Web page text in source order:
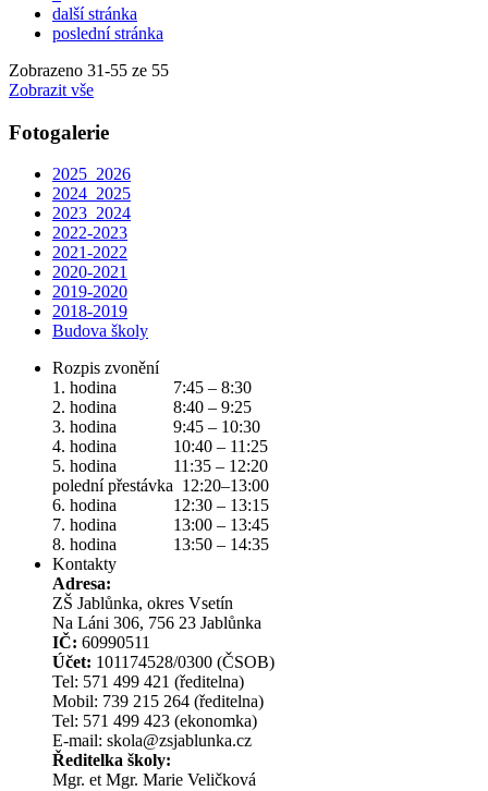
další stránka
poslední stránka
Zobrazeno 31-55 ze 55
Zobrazit vše
Fotogalerie
2025_2026
2024_2025
2023_2024
2022-2023
2021-2022
2020-2021
2019-2020
2018-2019
Budova školy
Rozpis zvonění
1. hodina 7:45 – 8:30
2. hodina 8:40 – 9:25
3. hodina 9:45 – 10:30
4. hodina 10:40 – 11:25
5. hodina 11:35 – 12:20
polední přestávka 12:20–13:00
6. hodina 12:30 – 13:15
7. hodina 13:00 – 13:45
8. hodina 13:50 – 14:35
Kontakty
Adresa:
ZŠ Jablůnka, okres Vsetín
Na Láni 306, 756 23 Jablůnka
IČ: 60990511
Účet: 101174528/0300 (ČSOB)
Tel: 571 499 421 (ředitelna)
Mobil: 739 215 264 (ředitelna)
Tel: 571 499 423 (ekonomka)
E-mail: skola@zsjablunka.cz
Ředitelka školy:
Mgr. et Mgr. Marie Veličková